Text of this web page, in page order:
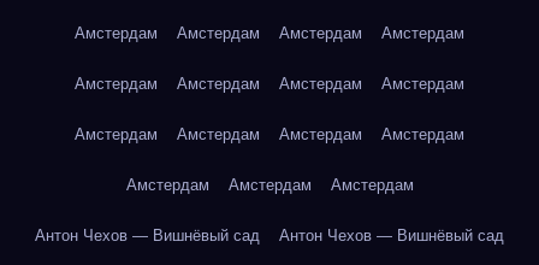
Амстердам Амстердам Амстердам Амстердам
Амстердам Амстердам Амстердам Амстердам
Амстердам Амстердам Амстердам Амстердам
Амстердам Амстердам Амстердам
Антон Чехов — Вишнёвый сад Антон Чехов — Вишнёвый сад